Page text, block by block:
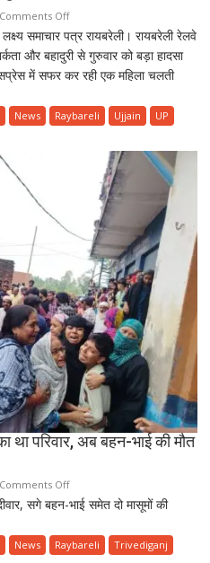
Comments Offon
चलती
ट्रेन
में
महिला
बहादुरी
टला
बड़ा
हादसा,
सीसीटीवी
में
घटना
लक्ष्य समाचार पत्र रायबरेली। रायबरेली रेलवे
और बहादुरी से गुरुवार को बड़ा हादसा
में सफर कर रही एक महिला चलती
News Raybareli Ujjain UP
परिवार, अब बहन-भाई की मौत
Comments Offon
चार
पहले
सगे बहन-भाई समेत दो मासूमों की
News Raybareli
Trivediganj